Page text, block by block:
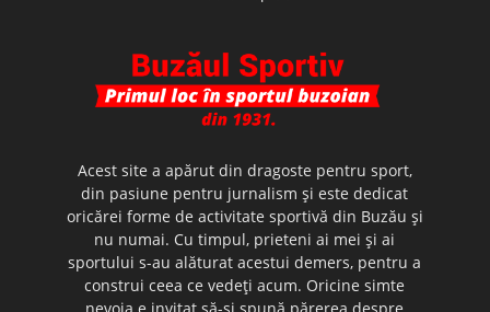
Acest site a apărut din dragoste pentru sport,
din pasiune pentru jurnalism şi este dedicat
oricărei forme de activitate sportivă din Buzău şi
nu numai. Cu timpul, prieteni ai mei şi ai
sportului s-au alăturat acestui demers, pentru a
construi ceea ce vedeţi acum. Oricine simte